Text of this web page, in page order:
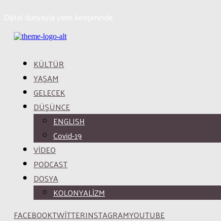
KÜLTÜR
YAŞAM
GELECEK
DÜŞÜNCE
ENGLISH
Covid-19
VİDEO
PODCAST
DOSYA
KOLONYALİZM
FACEBOOKTWITTERINSTAGRAMYOUTUBE